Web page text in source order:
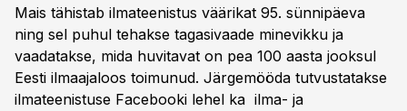
Mais tähistab ilmateenistus väärikat 95. sünnipäeva
ning sel puhul tehakse tagasivaade minevikku ja
vaadatakse, mida huvitavat on pea 100 aasta jooksul
Eesti ilmaajaloos toimunud. Järgemööda tutvustatakse
ilmateenistuse Facebooki lehel ka ilma- ja